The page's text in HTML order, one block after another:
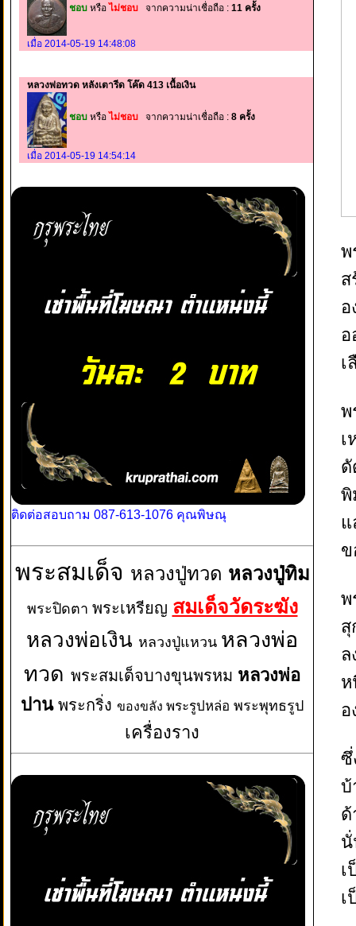
ชอบ หรือ ไม่ชอบ จากความน่าเชื่อถือ : 11 ครั้ง
เมื่อ 2014-05-19 14:48:08
หลวงพ่อทวด หลังเตารีด โค๊ด 413 เนื้อเงิน
ชอบ หรือ ไม่ชอบ จากความน่าเชื่อถือ : 8 ครั้ง
เมื่อ 2014-05-19 14:54:14
ติดต่อสอบถาม 087-613-1076 คุณพิษณุ
พระสมเด็จ หลวงปู่ทวด หลวงปู่ทิม
พระปิดตา พระเหรียญ สมเด็จวัดระฆัง
หลวงพ่อเงิน หลวงปู่แหวน หลวงพ่อ
ทวด พระสมเด็จบางขุนพรหม หลวงพ่อ
ปาน พระกริ่ง ของขลัง พระรูปหล่อ พระพุทธรูป
เครื่องราง
พ
ส
อ
อ
เ
พ
เ
ดั
พิ
แ
ข
พ
สุ
ล
ห
อ
ซึ่
บ้
ด้
นั่
เ
เ